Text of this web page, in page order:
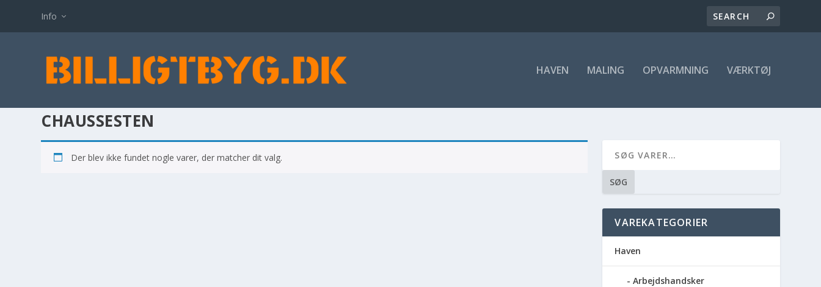
Info
HAVEN MALING OPVARMNING VÆRKTØJ
CHAUSSESTEN
Der blev ikke fundet nogle varer, der matcher dit valg.
SØG
VAREKATEGORIER
Haven
Arbejdshandsker